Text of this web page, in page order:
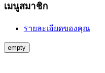
เมนูสมาชิก
รายละเอียดของคุณ
empty